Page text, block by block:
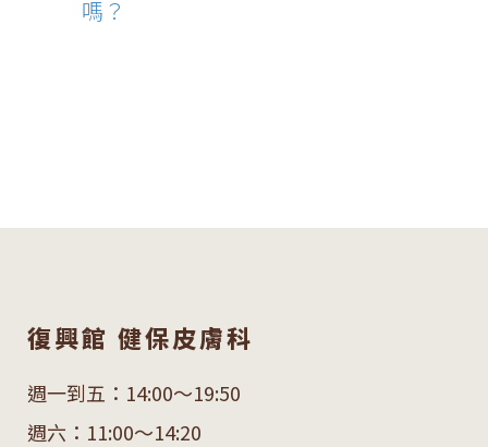
嗎？
復興館 健保皮膚科
週一到五：14:00～19:50
週六：11:00～14:20